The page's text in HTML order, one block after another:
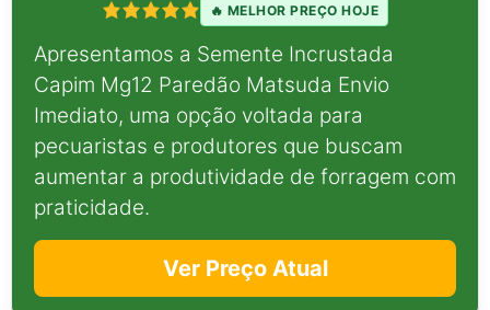
🔥 MELHOR PREÇO HOJE
Apresentamos a Semente Incrustada
Capim Mg12 Paredão Matsuda Envio
Imediato, uma opção voltada para
pecuaristas e produtores que buscam
aumentar a produtividade de forragem com
praticidade.
Ver Preço Atual